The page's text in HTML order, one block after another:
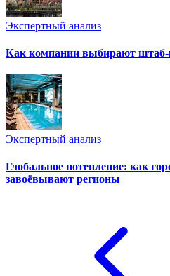
Экспертный анализ
Как компании выбирают
Экспертный анализ
Глобальное потепление: как
завоёвывают регионы